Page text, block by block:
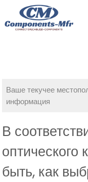
Ваше текучее
информация
В
быть, как